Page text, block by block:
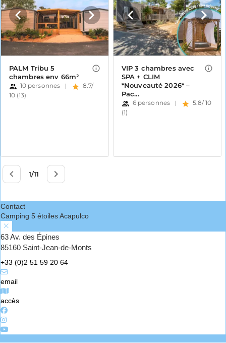
Contact
Camping 5 étoiles Acapulco
63 Av. des Épines
85160 Saint-Jean-de-Monts
+33 (0)2 51 59 20 64
email
accès